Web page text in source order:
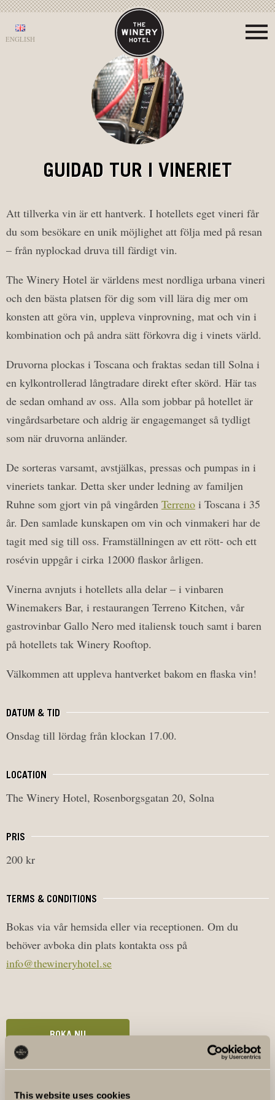
This website uses cookies
ENGLISH
GUIDAD TUR I VINERIET
Att tillverka vin är ett hantverk. I hotellets eget vineri får
du som besökare en unik möjlighet att följa med på resan
– från nyplockad druva till färdigt vin.
The Winery Hotel är världens mest nordliga urbana vineri
och den bästa platsen för dig som vill lära dig mer om
konsten att göra vin, uppleva vinprovning, mat och vin i
kombination och på andra sätt förkovra dig i vinets värld.
Druvorna plockas i Toscana och fraktas sedan till Solna i
en kylkontrollerad långtradare direkt efter skörd. Här tas
de sedan omhand av oss. Alla som jobbar på hotellet är
vingårdsarbetare och aldrig är engagemanget så tydligt
som när druvorna anländer.
De sorteras varsamt, avstjälkas, pressas och pumpas in i
vineriets tankar. Detta sker under ledning av familjen
Ruhne som gjort vin på vingården Terreno i Toscana i 35
år. Den samlade kunskapen om vin och vinmakeri har de
tagit med sig till oss. Framställningen av ett rött- och ett
rosévin uppgår i cirka 12000 flaskor årligen.
Vinerna avnjuts i hotellets alla delar – i vinbaren
Winemakers Bar, i restaurangen Terreno Kitchen, vår
gastrovinbar Gallo Nero med italiensk touch samt i baren
på hotellets tak Winery Rooftop.
Välkommen att uppleva hantverket bakom en flaska vin!
DATUM & TID
Onsdag till lördag från klockan 17.00.
LOCATION
The Winery Hotel, Rosenborgsgatan 20, Solna
PRIS
200 kr
TERMS & CONDITIONS
Bokas via vår hemsida eller via receptionen. Om du
behöver avboka din plats kontakta oss på
info@thewineryhotel.se
BOKA NU
VINPROVNINGAR & EVENT
26 AUG. BOURGOGNEPROVNING MED JOHAN ILLER